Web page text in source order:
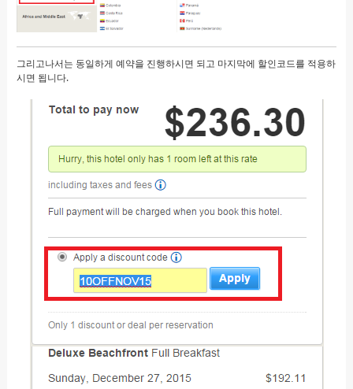
그리고나서는 동일하게 예약을 진행하시면 되고 마지막에 할인코드를 적용하
시면 됩니다.